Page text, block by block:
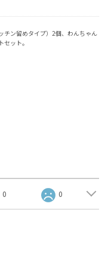
チン留めタイプ）2個、わんちゃん
ット。
0 0